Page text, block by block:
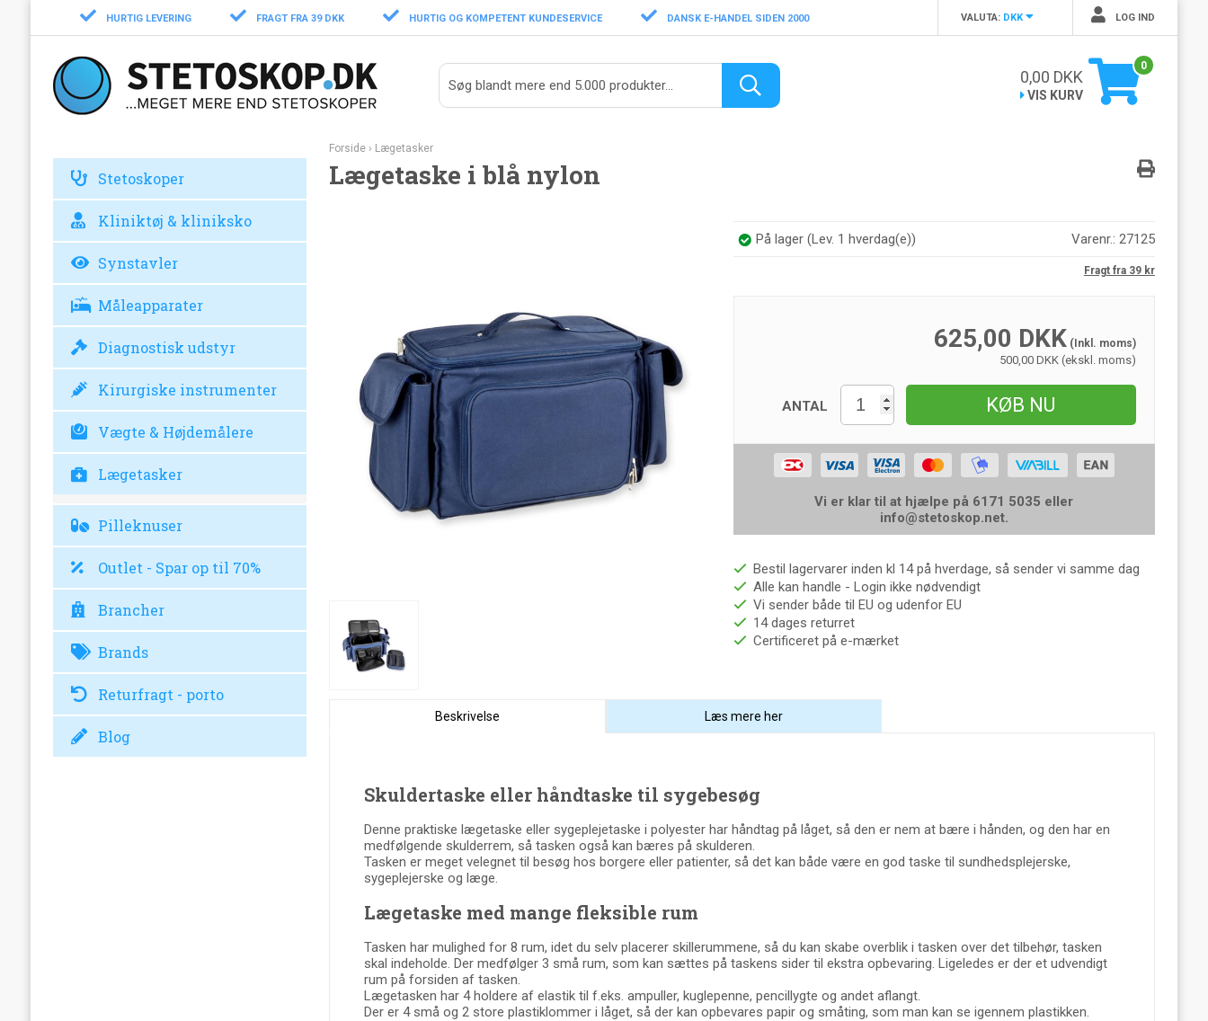
HURTIG LEVERING FRAGT FRA 39 DKK HURTIG OG KOMPETENT KUNDESERVICE DANSK E-HANDEL SIDEN 2000 LOG IND
VALUTA: DKK
0
0,00 DKK
VIS KURV
Stetoskoper
Kliniktøj & kliniksko
Synstavler
Måleapparater
Diagnostisk udstyr
Kirurgiske instrumenter
Vægte & Højdemålere
Lægetasker
Pilleknuser
Outlet - Spar op til 70%
Brancher
Brands
Returfragt - porto
Blog
Forside› Lægetasker
Lægetaske i blå nylon
På lager(Lev. 1 hverdag(e)) Varenr.: 27125
Fragt fra 39 kr
625,00 DKK (Inkl. moms)
500,00 DKK (ekskl. moms)
ANTAL KØB NU
Vi er klar til at hjælpe på 6171 5035 eller
info@stetoskop.net.
Bestil lagervarer inden kl 14 på hverdage, så sender vi samme dag
Alle kan handle - Login ikke nødvendigt
Vi sender både til EU og udenfor EU
14 dages returret
Certificeret på e-mærket
Beskrivelse Læs mere her
Skuldertaske eller håndtaske til sygebesøg
Denne praktiske lægetaske eller sygeplejetaske i polyester har håndtag på låget, så den er nem at bære i hånden, og den har en
medfølgende skulderrem, så tasken også kan bæres på skulderen.
Tasken er meget velegnet til besøg hos borgere eller patienter, så det kan både være en god taske til sundhedsplejerske,
sygeplejerske og læge.
Lægetaske med mange fleksible rum
Tasken har mulighed for 8 rum, idet du selv placerer skillerummene, så du kan skabe overblik i tasken over det tilbehør, tasken
skal indeholde. Der medfølger 3 små rum, som kan sættes på taskens sider til ekstra opbevaring. Ligeledes er der et udvendigt
rum på forsiden af tasken.
Lægetasken har 4 holdere af elastik til f.eks. ampuller, kuglepenne, pencillygte og andet aflangt.
Der er 4 små og 2 store plastiklommer i låget, så der kan opbevares papir og småting, som man kan se igennem plastikken.